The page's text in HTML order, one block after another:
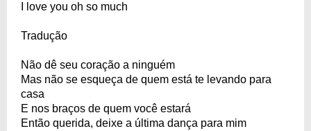
I love you oh so much
Tradução
Não dê seu coração a ninguém
Mas não se esqueça de quem está te levando para
casa
E nos braços de quem você estará
Então querida, deixe a última dança para mim